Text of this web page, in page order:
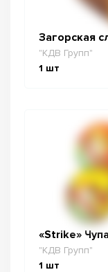
Загорская
"КДВ Групп"
1 шт
«Strike»
"КДВ Групп"
1 шт